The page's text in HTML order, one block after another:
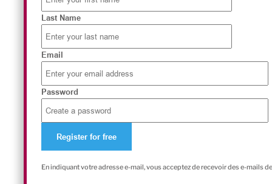
Last Name
Email
Password
En indiquant votre adresse e-mail, vous acceptez de recevoir des e-mails